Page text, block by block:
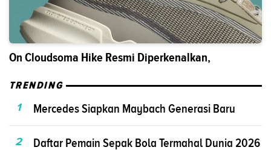
On Cloudsoma Hike Resmi Diperkenalkan,
TRENDING
1
Mercedes Siapkan Maybach Generasi Baru
2 Daftar Pemain Sepak Bola Termahal Dunia 2026